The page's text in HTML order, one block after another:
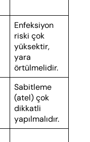
Enfeksiyon
riski çok
yüksektir,
yara
örtülmelidir.
Sabitleme
(atel) çok
dikkatli
yapılmalıdır.